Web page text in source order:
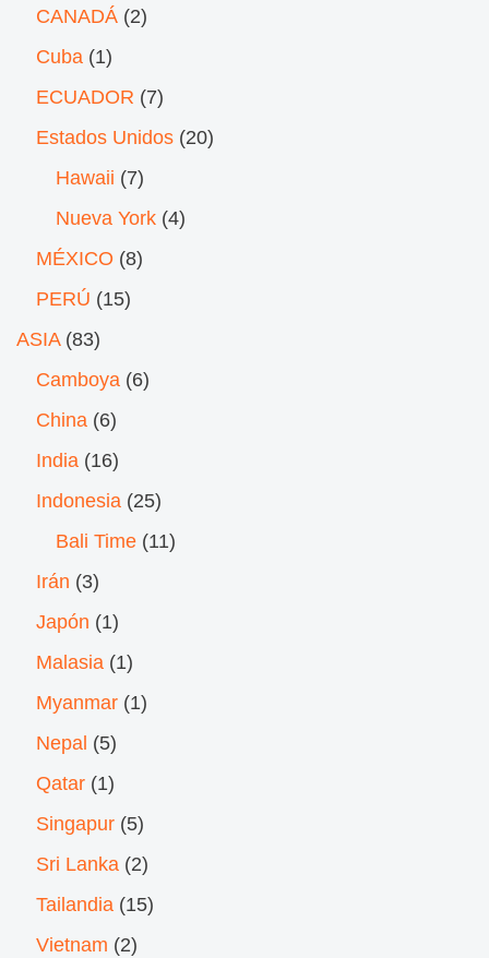
CANADÁ (2)
Cuba (1)
ECUADOR (7)
Estados Unidos (20)
Hawaii (7)
Nueva York (4)
MÉXICO (8)
PERÚ (15)
ASIA(83)
Camboya (6)
China (6)
India (16)
Indonesia (25)
Bali Time (11)
Irán (3)
Japón (1)
Malasia (1)
Myanmar (1)
Nepal (5)
Qatar (1)
Singapur (5)
Sri Lanka (2)
Tailandia (15)
Vietnam (2)